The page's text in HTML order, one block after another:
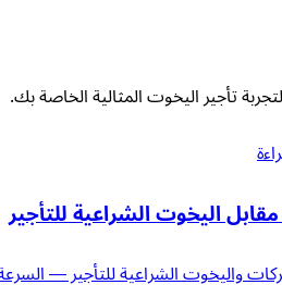
تأجير اليخوت المثالية الخاصة بك.
اليخوت الشراعية للتأجير
واليخوت الشراعية للتأجير —